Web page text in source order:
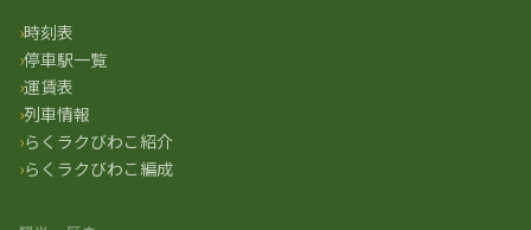
時刻表
停車駅一覧
運賃表
列車情報
らくラクびわこ紹介
らくラクびわこ編成